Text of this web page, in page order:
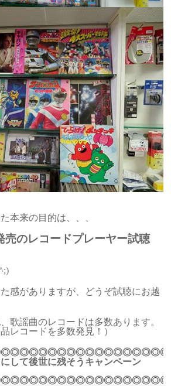
本来の目的は、、、
売のレコードプレーヤー試聴
感がありますが、どうぞ試聴にお越
歌謡曲のレコードは多数あります。
レコードを多数発見！）
にして後世に残そうキャンペーン